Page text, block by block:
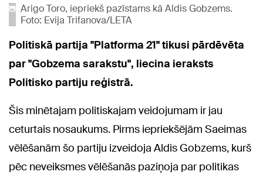
Arigo Toro, iepriekš pazīstams kā Aldis Gobzems.
Foto: Evija Trifanova/LETA
Politiskā partija "Platforma 21" tikusi pārdēvēta
par "Gobzema sarakstu", liecina ieraksts
Politisko partiju reģistrā.
Šis minētajam politiskajam veidojumam ir jau
ceturtais nosaukums. Pirms iepriekšējām Saeimas
vēlēšanām šo partiju izveidoja Aldis Gobzems, kurš
pēc neveiksmes vēlēšanās paziņoja par politikas